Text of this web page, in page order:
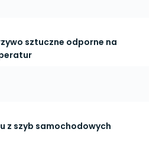
sztuczne odporne na
z szyb samochodowych